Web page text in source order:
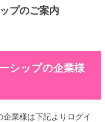
プのご案内
シップの企業様
業様は下記よりログイ